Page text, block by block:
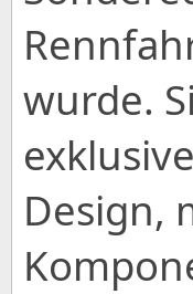
wurde.
Design,